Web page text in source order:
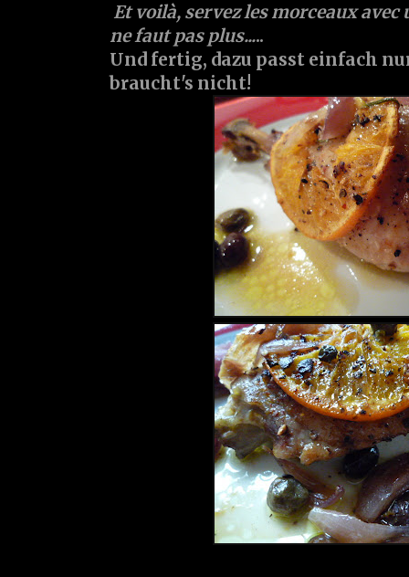
Et voilà, servez les morceaux
ne faut pas plus.....
Und fertig, dazu passt einfach
braucht's nicht!